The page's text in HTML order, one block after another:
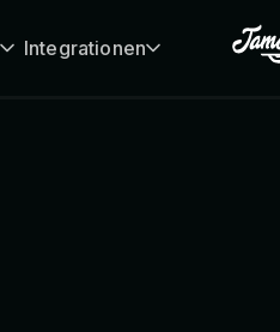
Integrationen